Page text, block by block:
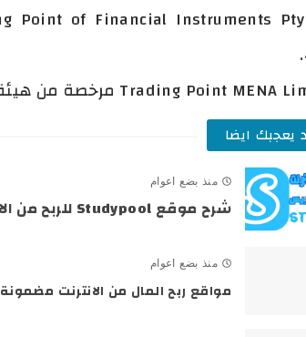
يعجبك ايضا
منذ بضع اعوام
شرح موقع Studypool للربح من الانترنت
منذ بضع اعوام
مواقع ربح المال من الانترنت مضمونة